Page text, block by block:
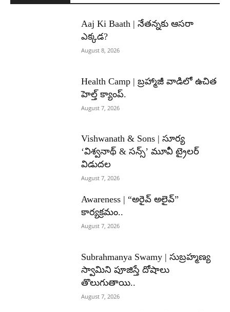
Aaj Ki Baath | నేతన్నకు ఆసరా
ఎక్కడ?
August 8, 2026
Health Camp | బ్రహ్మాజీ వాడిలో ఉచిత
హెల్త్ క్యాంప్.
August 7, 2026
Vishwanath & Sons | సూర్య
‘విశ్వనాథ్ & సన్స్’ మూవీ ట్రైలర్
విడుదల
August 7, 2026
Awareness | “అరైవ్ అలైవ్”
కార్యక్రమం..
August 7, 2026
Subrahmanya Swamy | సుబ్రహ్మణ్య
స్వామిని పూజిస్తే దోషాలు
తొలుగుతాయి..
August 7, 2026